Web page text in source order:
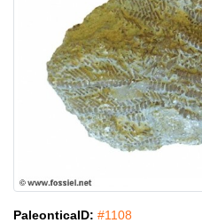
PaleonticaID: #1108